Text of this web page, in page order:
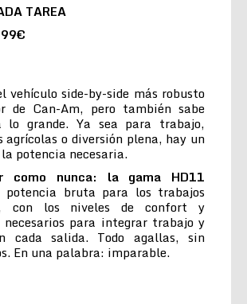
TAREA
vehículo side-by-side más robusto
de Can-Am, pero también sabe
lo grande. Ya sea para trabajo,
agrícolas o diversión plena, hay un
potencia necesaria.
como nunca: la gama HD11
potencia bruta para los trabajos
con los niveles de confort y
para integrar trabajo y
cada salida. Todo agallas, sin
En una palabra: imparable.